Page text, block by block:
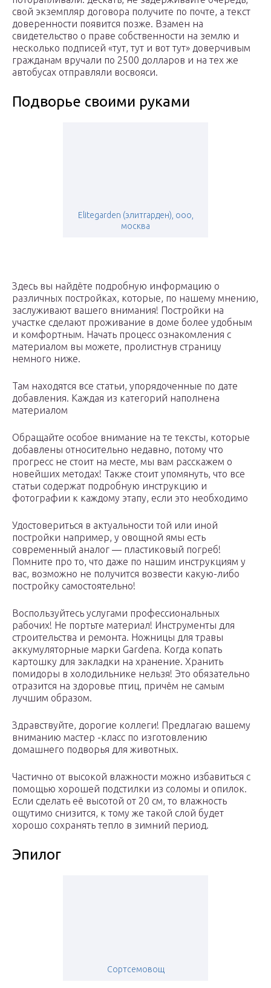
свой экземпляр договора получите по почте, а текст
доверенности появится позже. Взамен на
свидетельство о праве собственности на землю и
несколько подписей «тут, тут и вот тут» доверчивым
гражданам вручали по 2500 долларов и на тех же
автобусах отправляли восвояси.
Подворье своими руками
Elitegarden (элитгарден), ооо,
москва
Здесь вы найдёте подробную информацию о
различных постройках, которые, по нашему мнению,
заслуживают вашего внимания! Постройки на
участке сделают проживание в доме более удобным
и комфортным. Начать процесс ознакомления с
материалом вы можете, пролистнув страницу
немного ниже.
Там находятся все статьи, упорядоченные по дате
добавления. Каждая из категорий наполнена
материалом
Обращайте особое внимание на те тексты, которые
добавлены относительно недавно, потому что
прогресс не стоит на месте, мы вам расскажем о
новейших методах! Также стоит упомянуть, что все
статьи содержат подробную инструкцию и
фотографии к каждому этапу, если это необходимо
Удостовериться в актуальности той или иной
постройки например, у овощной ямы есть
современный аналог — пластиковый погреб!
Помните про то, что даже по нашим инструкциям у
вас, возможно не получится возвести какую-либо
постройку самостоятельно!
Воспользуйтесь услугами профессиональных
рабочих! Не портьте материал! Инструменты для
строительства и ремонта. Ножницы для травы
аккумуляторные марки Gardena. Когда копать
картошку для закладки на хранение. Хранить
помидоры в холодильнике нельзя! Это обязательно
отразится на здоровье птиц, причём не самым
лучшим образом.
Здравствуйте, дорогие коллеги! Предлагаю вашему
вниманию мастер -класс по изготовлению
домашнего подворья для животных.
Частично от высокой влажности можно избавиться с
помощью хорошей подстилки из соломы и опилок.
Если сделать её высотой от 20 см, то влажность
ощутимо снизится, к тому же такой слой будет
хорошо сохранять тепло в зимний период.
Эпилог
Сортсемовощ